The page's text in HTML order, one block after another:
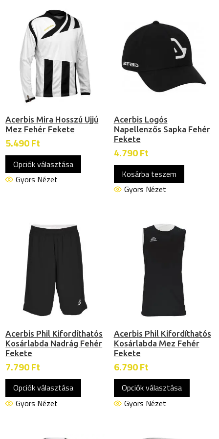
változatok
a
termékoldalon
választhatók
ki
a
Acerbis Mira Hosszú Ujjú
Mez Fehér Fekete
5.490Ft
Opciók választása
Ennek
változatok
a
termékoldalon
választhatók
ki
Gyors Nézet
Acerbis Logós
Napellenzős Sapka Fehér
Fekete
4.790Ft
Kosárba teszem
Gyors Nézet
Acerbis Phil Kifordíthatós
Kosárlabda Nadrág Fehér
Fekete
7.790Ft
Opciók választása
Ennek
terméknek
Gyors Nézet
Acerbis Phil Kifordíthatós
Kosárlabda Mez Fehér
Fekete
6.790Ft
Opciók választása
Ennek
Gyors Nézet